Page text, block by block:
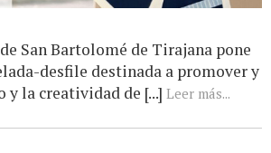
San Bartolomé de Tirajana pone
desfile destinada a promover y
la creatividad de [...] Leer más...